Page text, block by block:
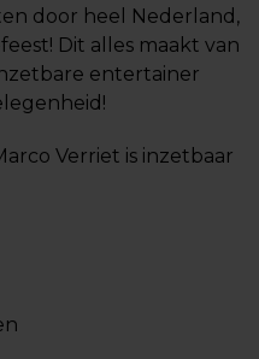
door heel Nederland,
Dit alles maakt van
entertainer
Verriet is inzetbaar